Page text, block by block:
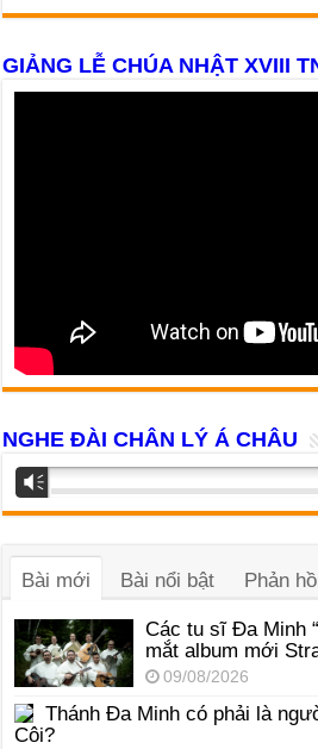
GIẢNG LỄ CHÚA NHẬT XVIII
NGHE ĐÀI CHÂN LÝ Á CHÂU
Trình
phát
Vm
Bài mới Bài nổi bật Phản
Các tu sĩ Đa Minh
mắt album mới
09/08/2026
Thánh Đa Minh có phải là
Côi?